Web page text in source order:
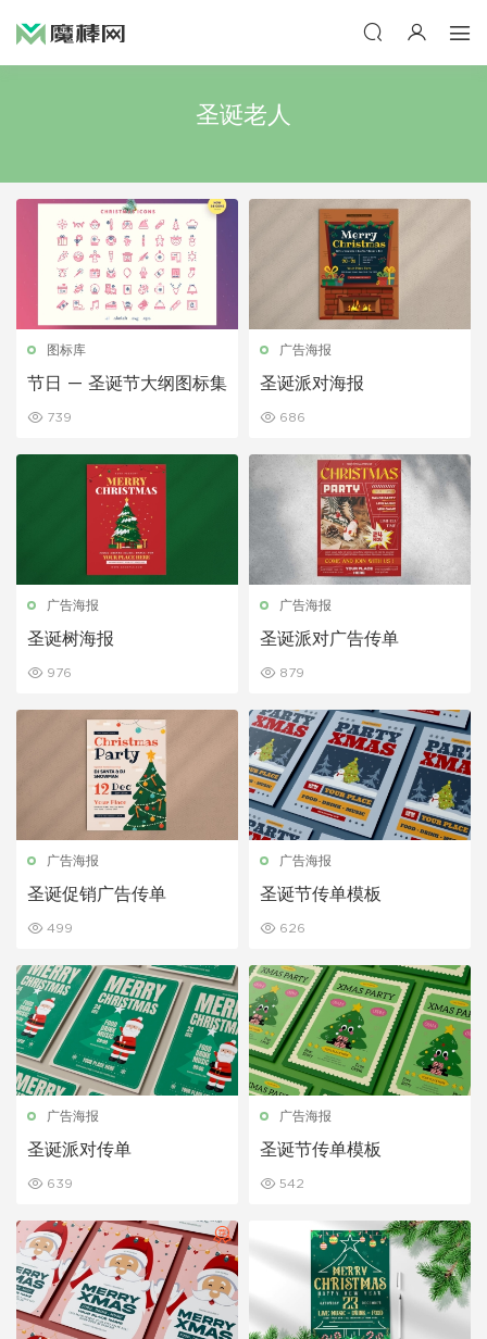
圣诞老人
图标库
节日 — 圣诞节大纲图标集
739
广告海报
圣诞派对海报
686
广告海报
圣诞树海报
976
广告海报
圣诞派对广告传单
879
广告海报
圣诞促销广告传单
499
广告海报
圣诞节传单模板
626
广告海报
圣诞派对传单
639
广告海报
圣诞节传单模板
542